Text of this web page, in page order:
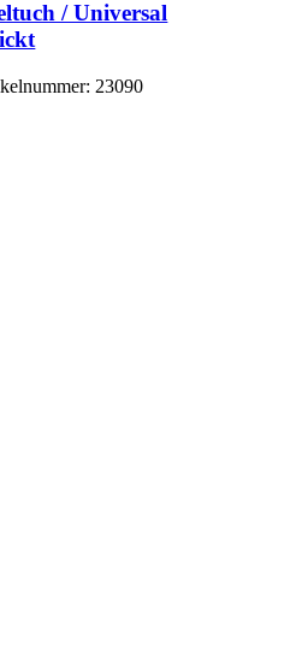
/ Universal
23090